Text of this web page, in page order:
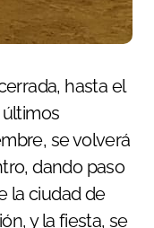
se volverá
dando paso
la ciudad de
y la fiesta, se